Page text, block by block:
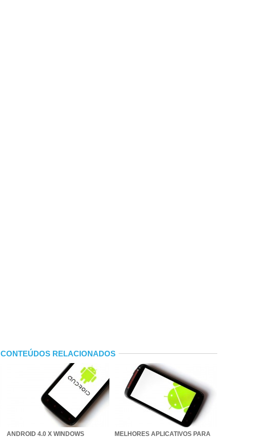
CONTEÚDOS RELACIONADOS
ANDROID 4.0 X WINDOWS MELHORES APLICATIVOS PARA